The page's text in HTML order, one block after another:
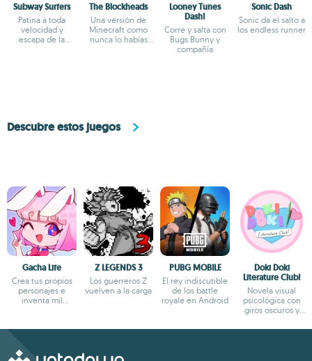
Subway Surfers
Patina a toda
velocidad y
escapa de la
The Blockheads
Una versión de
Minecraft como
nunca lo habías
Looney Tunes
Dash!
Corre y salta con
Bugs Bunny y
compañía
Sonic Dash
Sonic da el salto a
los endless runner
Descubre estos juegos
Gacha Life
Crea tus propios
personajes e
inventa mil
Z LEGENDS 3
Los guerreros Z
vuelven a la carga
PUBG MOBILE
El rey indiscutible
de los battle
royale en Android
Doki Doki
Literature Club!
Novela visual
psicológica con
giros oscuros y